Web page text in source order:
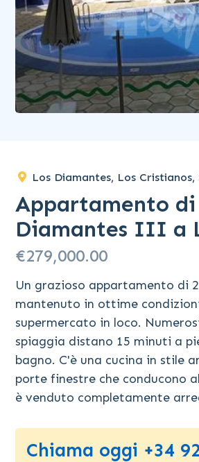
Los Diamantes, Los Cristianos,
Appartamento di
Diamantes III a
€279,000.00
Un grazioso appartamento di
mantenuto in ottime
supermercato in loco.
spiaggia distano 15 minuti a
bagno. C'è una cucina in stile
porte finestre che conducono
è venduto completamente
Chiama oggi +34